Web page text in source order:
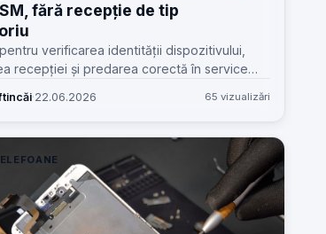
fără recepție de tip
verificarea identității dispozitivului,
recepției și predarea corectă în service
·22.06.2026 65 vizualizări